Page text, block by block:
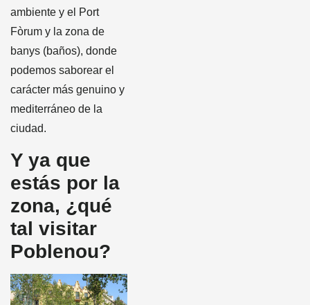
ambiente y el Port
Fòrum y la zona de
banys (baños), donde
podemos saborear el
carácter más genuino y
mediterráneo de la
ciudad.
Y ya que
estás por la
zona, ¿qué
tal visitar
Poblenou?